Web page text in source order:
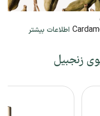
اطلاعات بیشتر
زنجبیل